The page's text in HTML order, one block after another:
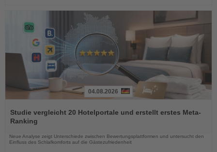
Sie
die
Nachrichten
04.08.2026
Studie vergleicht 20 Hotelportale und erstellt erstes Meta-
Ranking
Neue Analyse zeigt Unterschiede zwischen Bewertungsplattformen und untersucht den
Einfluss des Schlafkomforts auf die Gästezufriedenheit